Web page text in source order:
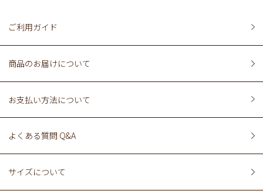
ご利用ガイド
商品のお届けについて
お支払い方法について
よくある質問 Q&A
サイズについて